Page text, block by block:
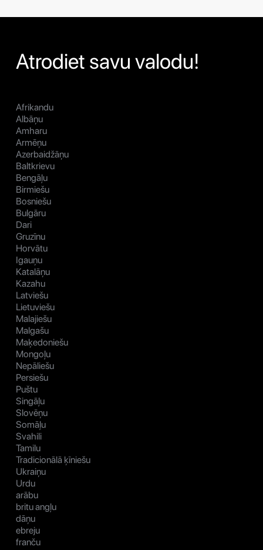
Atrodiet savu valodu!
Afrikandu
Albāņu
Amharu
Armēņu
Azerbaidžāņu
Baltkrievu
Bengāļu
Birmiešu
Bosniešu
Bulgāru
Dari
Gruzīnu
Horvātu
Igauņu
Katalāņu
Kazahu
Latviešu
Lietuviešu
Malajiešu
Malgašu
Maķedoniešu
Mongoļu
Nepāliešu
Persiešu
Puštu
Singāļu
Slovēņu
Somāļu
Svahili
Tamilu
Tradicionālā ķīniešu
Ukraiņu
Urdu
arābu
britu angļu
dāņu
ebreju
franču